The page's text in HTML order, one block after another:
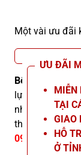
Một vài ưu đãi
ƯU ĐÃI
MIỄN
TẠI
GIAO
HỖ
Ở
Bếp từ công
lựa chọn gọn
nhờ nấu
thêm thông tin
09666.23.666 .